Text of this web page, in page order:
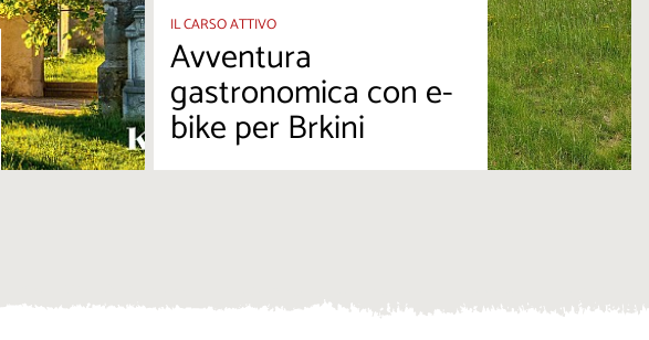
IL CARSO ATTIVO
Avventura
gastronomica con e-
bike per Brkini